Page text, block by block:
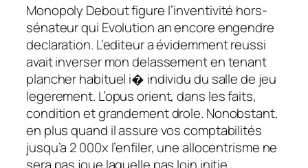
Monopoly Debout figure l’inventivité hors-
sénateur qui Evolution an encore engendre
declaration. L’editeur a évidemment reussi
avait inverser mon delassement en tenant
plancher habituel i� individu du salle de jeu
legerement. L’opus orient, dans les faits,
condition et grandement drole. Nonobstant,
en plus quand il assure vos comptabilités
jusqu’a 2 000x l’enfiler, une allocentrisme ne
sera pas joue laquelle pas loin initie